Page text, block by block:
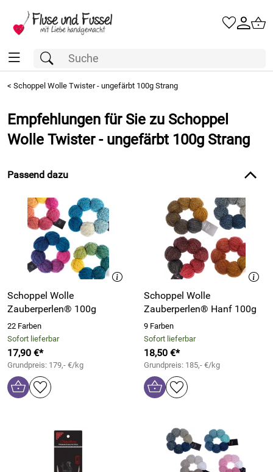
< Schoppel Wolle Twister - ungefärbt 100g Strang
Empfehlungen für Sie zu Schoppel
Wolle Twister - ungefärbt 100g Strang
Passend dazu
Schoppel Wolle
Zauberperlen® 100g
22 Farben
Sofort lieferbar
17,90 €*
Grundpreis: 179,- €/kg
Schoppel Wolle
Zauberperlen® Hanf 100g
9 Farben
Sofort lieferbar
18,50 €*
Grundpreis: 185,- €/kg